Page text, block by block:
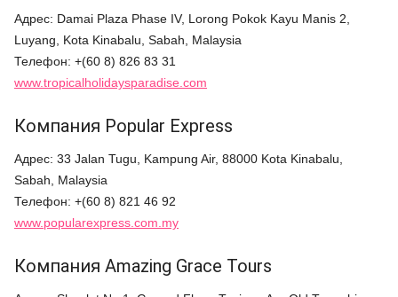
Адрес: Damai Plaza Phase IV, Lorong Pokok Kayu Manis 2,
Luyang, Kota Kinabalu, Sabah, Malaysia
Телефон: +(60 8) 826 83 31
www.tropicalholidaysparadise.com
Компания Popular Express
Адрес: 33 Jalan Tugu, Kampung Air, 88000 Kota Kinabalu,
Sabah, Malaysia
Телефон: +(60 8) 821 46 92
www.popularexpress.com.my
Компания Amazing Grace Tours